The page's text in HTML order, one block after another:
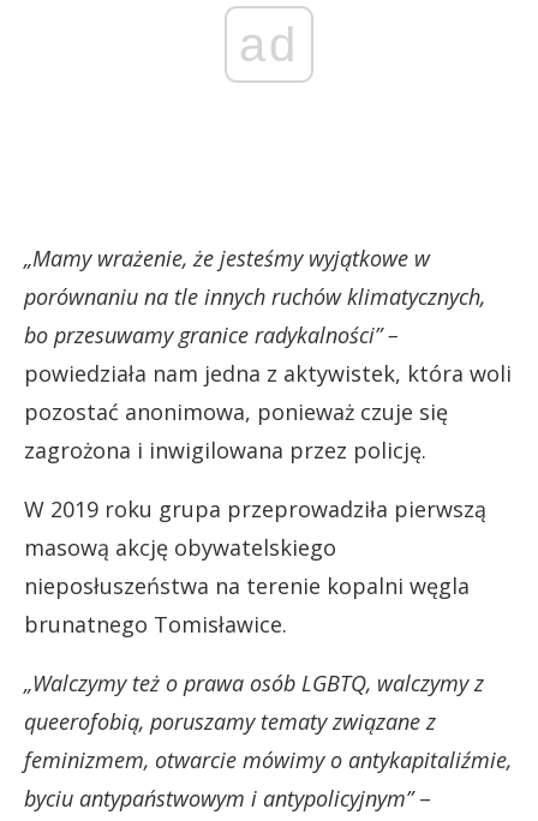
ad
„Mamy wrażenie, że jesteśmy wyjątkowe w
porównaniu na tle innych ruchów klimatycznych,
bo przesuwamy granice radykalności” –
powiedziała nam jedna z aktywistek, która woli
pozostać anonimowa, ponieważ czuje się
zagrożona i inwigilowana przez policję.
W 2019 roku grupa przeprowadziła pierwszą
masową akcję obywatelskiego
nieposłuszeństwa na terenie kopalni węgla
brunatnego Tomisławice.
„Walczymy też o prawa osób LGBTQ, walczymy z
queerofobią, poruszamy tematy związane z
feminizmem, otwarcie mówimy o antykapitaliźmie,
byciu antypaństwowym i antypolicyjnym”–